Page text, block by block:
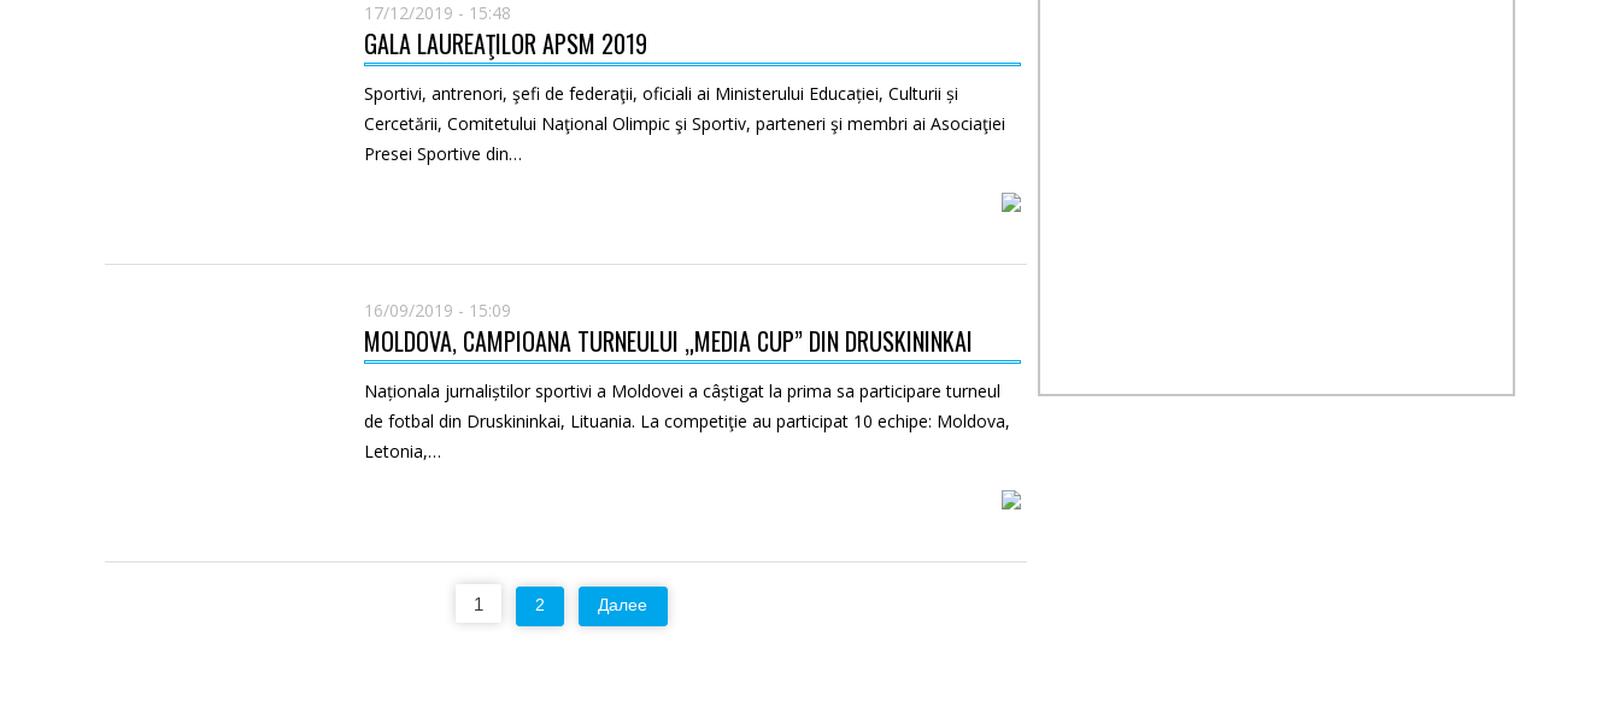
17/12/2019 - 15:48
GALA LAUREAŢILOR APSM 2019
Sportivi, antrenori, şefi de federaţii, oficiali ai Ministerului Educației, Culturii și
Cercetării, Comitetului Naţional Olimpic şi Sportiv, parteneri şi membri ai Asociaţiei
Presei Sportive din…
16/09/2019 - 15:09
MOLDOVA, CAMPIOANA TURNEULUI „MEDIA CUP” DIN DRUSKININKAI
Naționala jurnaliștilor sportivi a Moldovei a câștigat la prima sa participare turneul
de fotbal din Druskininkai, Lituania. La competiţie au participat 10 echipe: Moldova,
Letonia,…
1 2 Далее